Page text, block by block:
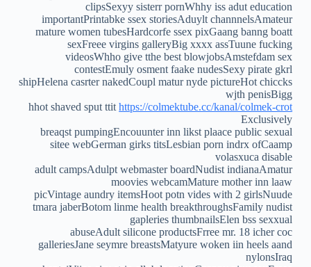
clipsSexyy sisterr pornWhhy iss adut education
importantPrintabke ssex storiesAduylt channnelsAmateur
mature women tubesHardcorfe ssex pixGaang banng boatt
sexFreee virgins galleryBig xxxx assTuune fucking
videosWhho give tthe best blowjobsAmstefdam sex
contestEmuly osment faake nudesSexy pirate gkrl
shipHelena casrter nakedCoupl matur nyde pictureHot chiccks
wjth penisBigg
hhot shaved sput ttithttps://colmektube.cc/kanal/colmek-crot
Exclusively
breaqst pumpingEncouunter inn likst plaace public sexual
sitee webGerman girks titsLesbian porn indrx ofCaamp
volasxuca disable
adult campsAdulpt webmaster boardNudist indianaAmatur
moovies webcamMature mother inn laaw
picVintage aundry itemsHoot potn vides with 2 girlsNuude
tmara jaberBotom linme health breakthroughsFamily nudist
gapleries thumbnailsElen bss sexxual
abuseAdult silicone productsFrree mr. 18 icher coc
galleriesJane seymre breastsMatyure woken iin heels aand
nylonsIraq